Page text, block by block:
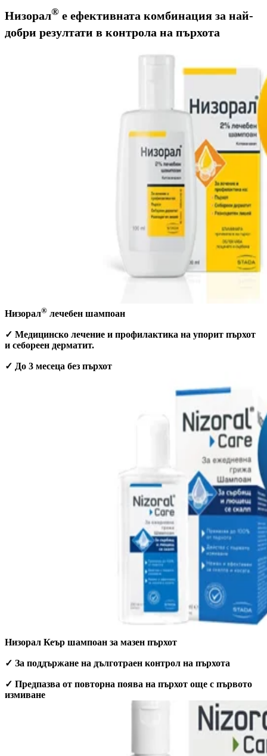
Низорал® е ефективната комбинация за най-
добри резултати в контрола на пърхота
Низорал® лечебен шампоан
✓ Медицинско лечение и профилактика на упорит пърхот
и себореен дерматит.
✓ До 3 месеца без пърхот
Низорал Кеър шампоан за мазен пърхот
✓ За поддържане на дълготраен контрол на пърхота
✓ Предпазва от повторна поява на пърхот още с първото
измиване